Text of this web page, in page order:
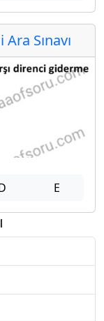
Sınavı
E